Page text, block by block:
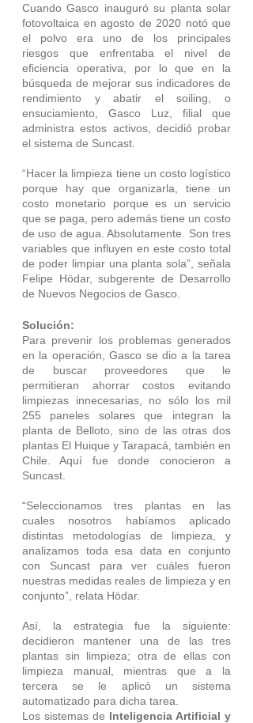
Cuando Gasco inauguró su planta solar
fotovoltaica en agosto de 2020 notó que
el polvo era uno de los principales
riesgos que enfrentaba el nivel de
eficiencia operativa, por lo que en la
búsqueda de mejorar sus indicadores de
rendimiento y abatir el soiling, o
ensuciamiento, Gasco Luz, filial que
administra estos activos, decidió probar
el sistema de Suncast.
“Hacer la limpieza tiene un costo logístico
porque hay que organizarla, tiene un
costo monetario porque es un servicio
que se paga, pero además tiene un costo
de uso de agua. Absolutamente. Son tres
variables que influyen en este costo total
de poder limpiar una planta sola”, señala
Felipe Hödar, subgerente de Desarrollo
de Nuevos Negocios de Gasco.
Solución:
Para prevenir los problemas generados
en la operación, Gasco se dio a la tarea
de buscar proveedores que le
permitieran ahorrar costos evitando
limpiezas innecesarias, no sólo los mil
255 paneles solares que integran la
planta de Belloto, sino de las otras dos
plantas El Huique y Tarapacá, también en
Chile. Aquí fue donde conocieron a
Suncast.
“Seleccionamos tres plantas en las
cuales nosotros habíamos aplicado
distintas metodologías de limpieza, y
analizamos toda esa data en conjunto
con Suncast para ver cuáles fueron
nuestras medidas reales de limpieza y en
conjunto”, relata Hödar.
Así, la estrategia fue la siguiente:
decidieron mantener una de las tres
plantas sin limpieza; otra de ellas con
limpieza manual, mientras que a la
tercera se le aplicó un sistema
automatizado para dicha tarea.
Los sistemas de Inteligencia Artificial y